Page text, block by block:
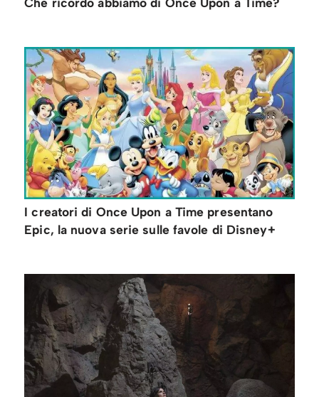
I creatori di Once Upon a Time presentano
Epic, la nuova serie sulle favole di Disney+